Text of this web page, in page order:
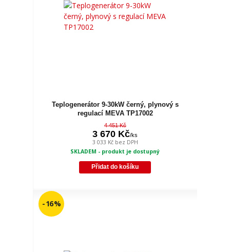
Teplogenerátor 9-30kW černý, plynový s
regulací MEVA TP17002
4 451 Kč
3 670 Kč/ks
3 033 Kč bez DPH
SKLADEM - produkt je dostupný
Přidat do košíku
- 16 %